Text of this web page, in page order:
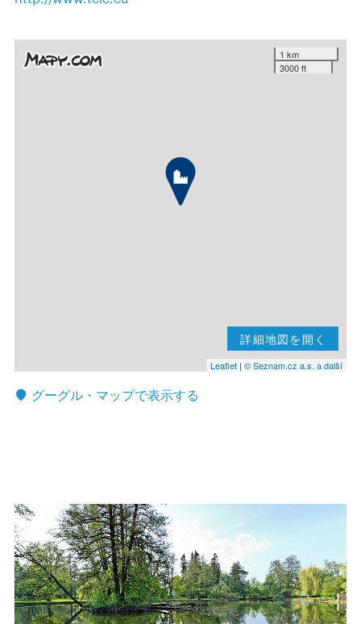
1 km
3000 ft
詳細地図を開く
Leaflet | © Seznam.cz a.s. a další
グーグル・マップで表示する